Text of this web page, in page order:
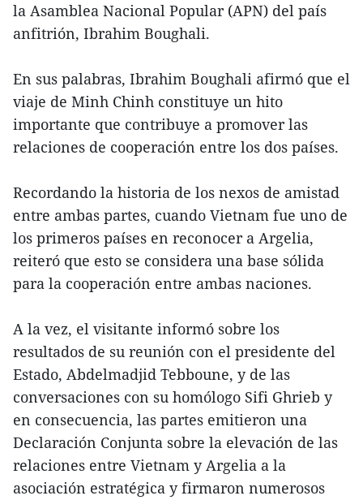
la Asamblea Nacional Popular (APN) del país
anfitrión, Ibrahim Boughali.
En sus palabras, Ibrahim Boughali afirmó que el
viaje de Minh Chinh constituye un hito
importante que contribuye a promover las
relaciones de cooperación entre los dos países.
Recordando la historia de los nexos de amistad
entre ambas partes, cuando Vietnam fue uno de
los primeros países en reconocer a Argelia,
reiteró que esto se considera una base sólida
para la cooperación entre ambas naciones.
A la vez, el visitante informó sobre los
resultados de su reunión con el presidente del
Estado, Abdelmadjid Tebboune, y de las
conversaciones con su homólogo Sifi Ghrieb y
en consecuencia, las partes emitieron una
Declaración Conjunta sobre la elevación de las
relaciones entre Vietnam y Argelia a la
asociación estratégica y firmaron numerosos